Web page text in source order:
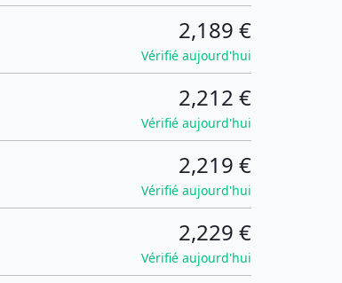
2,189 €
Vérifié aujourd'hui
2,212 €
Vérifié aujourd'hui
2,219 €
Vérifié aujourd'hui
2,229 €
Vérifié aujourd'hui